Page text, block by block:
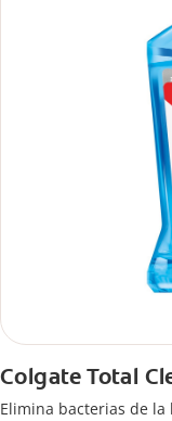
Colgate Total
Elimina bacterias de la